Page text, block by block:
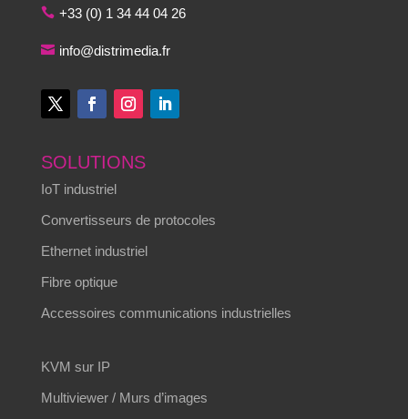
+33 (0) 1 34 44 04 26
info@distrimedia.fr
SOLUTIONS
IoT industriel
Convertisseurs de protocoles
Ethernet industriel
Fibre optique
Accessoires communications industrielles
KVM sur IP
Multiviewer / Murs d’images